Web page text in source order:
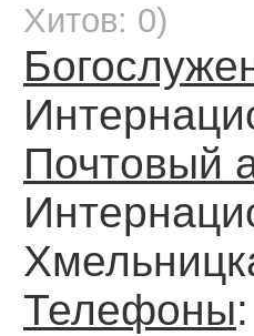
Хитов: 0)
Почтовый
Телефоны